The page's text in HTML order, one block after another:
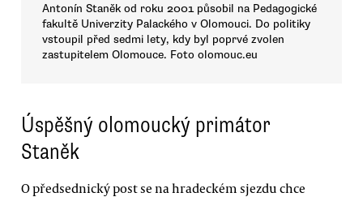
Antonín Staněk od roku 2001 působil na Pedagogické
fakultě Univerzity Palackého v Olomouci. Do politiky
vstoupil před sedmi lety, kdy byl poprvé zvolen
zastupitelem Olomouce. Foto olomouc.eu
Úspěšný olomoucký primátor
Staněk
O předsednický post se na hradeckém sjezdu chce